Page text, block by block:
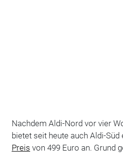
Nachdem Aldi-Nord vor vier
bietet seit heute auch Aldi-Süd
Preis von 499 Euro an. Grund